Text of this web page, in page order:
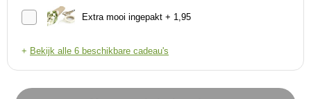
Extra mooi ingepakt + 1,95
+ Bekijk alle 6 beschikbare cadeau's